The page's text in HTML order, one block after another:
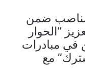
ضمن
“الحوار
في مبادرات
مع